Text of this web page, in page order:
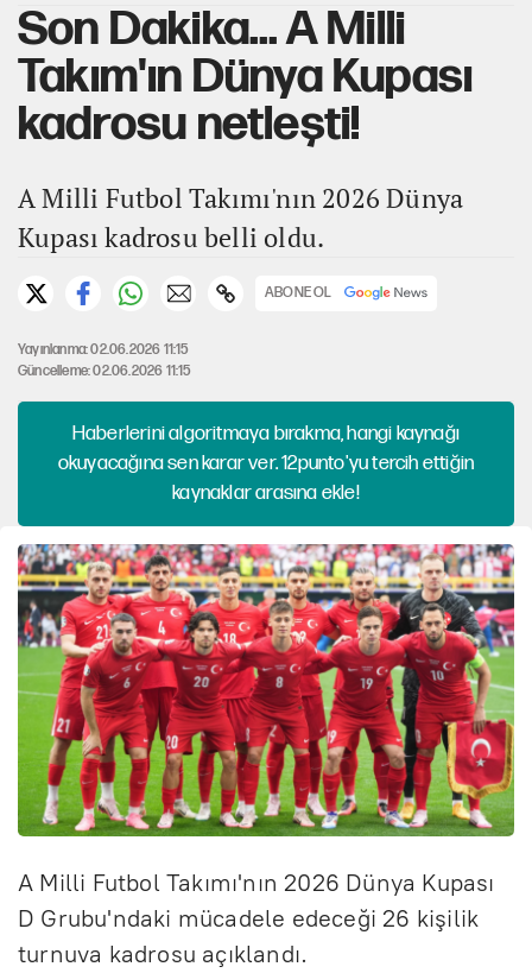
Son Dakika... A Milli
Takım'ın Dünya Kupası
kadrosu netleşti!
A Milli Futbol Takımı'nın 2026 Dünya
Kupası kadrosu belli oldu.
ABONE OL
Yayınlanma: 02.06.2026 11:15
Güncelleme: 02.06.2026 11:15
Haberlerini algoritmaya bırakma, hangi kaynağı
okuyacağına sen karar ver. 12punto'yu tercih ettiğin
kaynaklar arasına ekle!
A Milli Futbol Takımı'nın 2026 Dünya Kupası
D Grubu'ndaki mücadele edeceği 26 kişilik
turnuva kadrosu açıklandı.